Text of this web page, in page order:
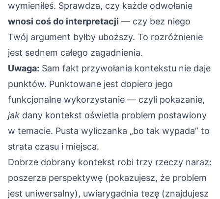
wymieniłeś. Sprawdza, czy każde odwołanie
wnosi coś do interpretacji — czy bez niego
Twój argument byłby uboższy. To rozróżnienie
jest sednem całego zagadnienia.
Uwaga: Sam fakt przywołania kontekstu nie daje
punktów. Punktowane jest dopiero jego
funkcjonalne wykorzystanie — czyli pokazanie,
jak dany kontekst oświetla problem postawiony
w temacie. Pusta wyliczanka „bo tak wypada” to
strata czasu i miejsca.
Dobrze dobrany kontekst robi trzy rzeczy naraz:
poszerza perspektywę (pokazujesz, że problem
jest uniwersalny), uwiarygadnia tezę (znajdujesz